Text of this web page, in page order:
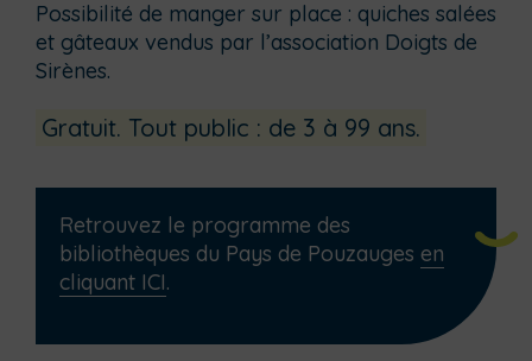
Possibilité de manger sur place : quiches salées
et gâteaux vendus par l’association Doigts de
Sirènes.
Gratuit. Tout public : de 3 à 99 ans.
Retrouvez le programme des
bibliothèques du Pays de Pouzauges en
cliquant ICI.